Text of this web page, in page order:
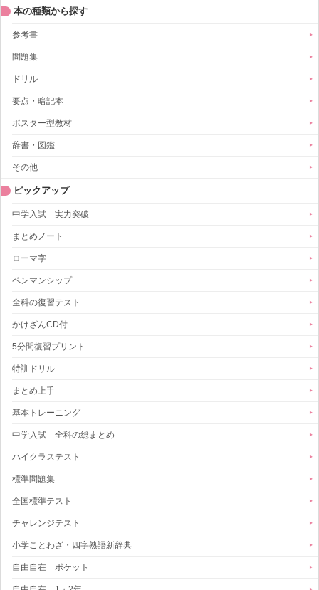
本の種類から探す
参考書
問題集
ドリル
要点・暗記本
ポスター型教材
辞書・図鑑
その他
ピックアップ
中学入試 実力突破
まとめノート
ローマ字
ペンマンシップ
全科の復習テスト
かけざんCD付
5分間復習プリント
特訓ドリル
まとめ上手
基本トレーニング
中学入試 全科の総まとめ
ハイクラステスト
標準問題集
全国標準テスト
チャレンジテスト
小学ことわざ・四字熟語新辞典
自由自在 ポケット